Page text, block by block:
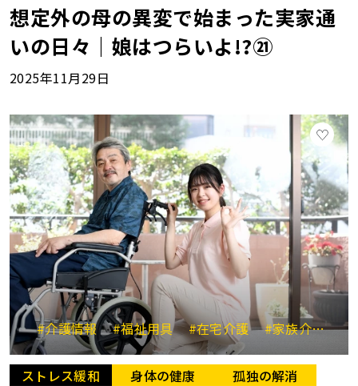
想定外の母の異変で始まった実家通
いの日々｜娘はつらいよ!?㉑
2025年11月29日
#介護情報 #福祉用具 #在宅介護 #家族介護 #
ストレス緩和 身体の健康 孤独の解消